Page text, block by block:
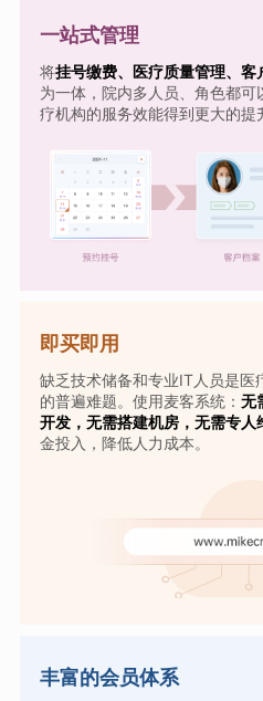
一站式管理
将挂号缴费、医疗质量管理、客
为一体，院内多人员、角色都
疗机构的服务效能得到更大的提
即买即用
缺乏技术储备和专业IT人员是医
的普遍难题。使用麦客系统： 无
开发，无需搭建机房，无需专人
金投入，降低人力成本。
丰富的会员体系